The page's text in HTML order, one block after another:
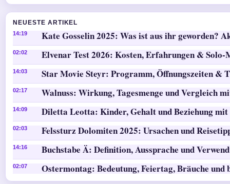
NEUESTE ARTIKEL
14:19 Kate Gosselin 2025: Was ist aus ihr geworden?
02:02 Elvenar Test 2026: Kosten, Erfahrungen & Solo-
14:03 Star Movie Steyr: Programm, Öffnungszeiten &
02:17 Walnuss: Wirkung, Tagesmenge und Vergleich
14:09 Diletta Leotta: Kinder, Gehalt und Beziehung
02:03 Felssturz Dolomiten 2025: Ursachen und
14:16 Buchstabe Ä: Definition, Aussprache und
02:07 Ostermontag: Bedeutung, Feiertag, Bräuche und